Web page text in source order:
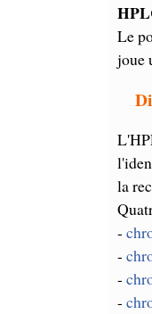
Le
joue
la
-
-
-
-